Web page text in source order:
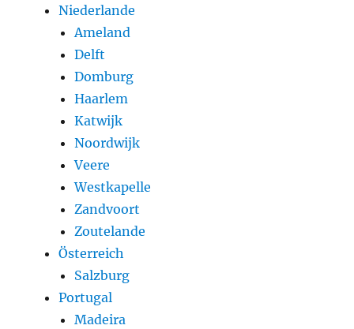
Niederlande
Ameland
Delft
Domburg
Haarlem
Katwijk
Noordwijk
Veere
Westkapelle
Zandvoort
Zoutelande
Österreich
Salzburg
Portugal
Madeira